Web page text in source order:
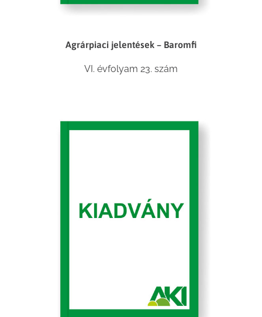
Agrárpiaci jelentések – Baromfi
VI. évfolyam 23. szám